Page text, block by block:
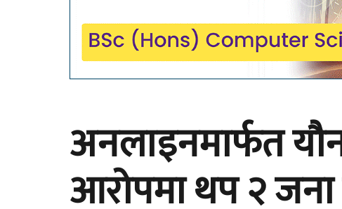
अनलाइनमार्फत
आरोपमा थप २ जना